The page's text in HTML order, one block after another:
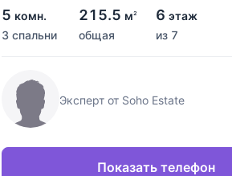
5 комн.
3 спальни
215.5 м2
общая
6 этаж
из 7
Эксперт от Soho Estate
Показать телефон